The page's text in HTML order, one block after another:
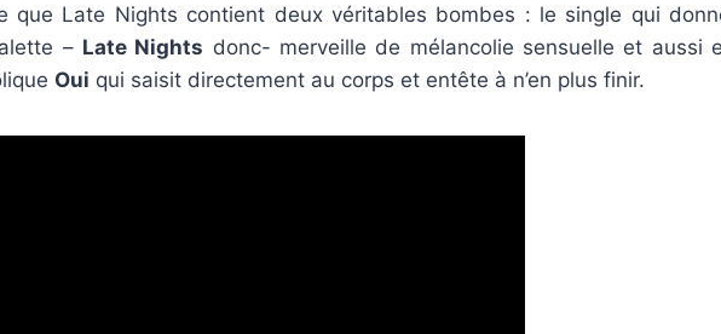
que Late Nights contient deux véritables bombes : le single qui
– Late Nights donc- merveille de mélancolie sensuelle et aussi
Oui qui saisit directement au corps et entête à n’en plus finir.